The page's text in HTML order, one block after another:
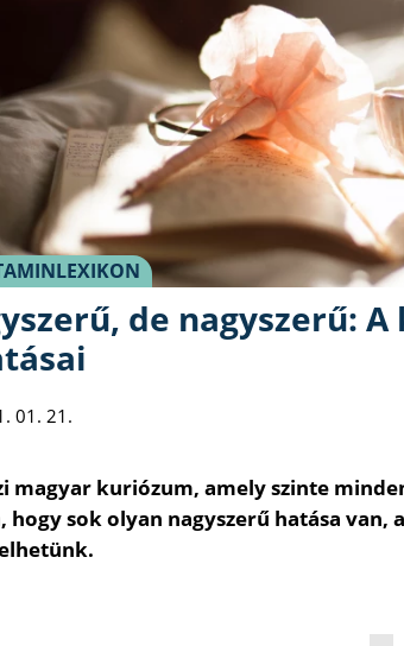
de nagyszerű:
01. 21.
magyar kuriózum, amely szinte
hogy sok olyan nagyszerű hatása